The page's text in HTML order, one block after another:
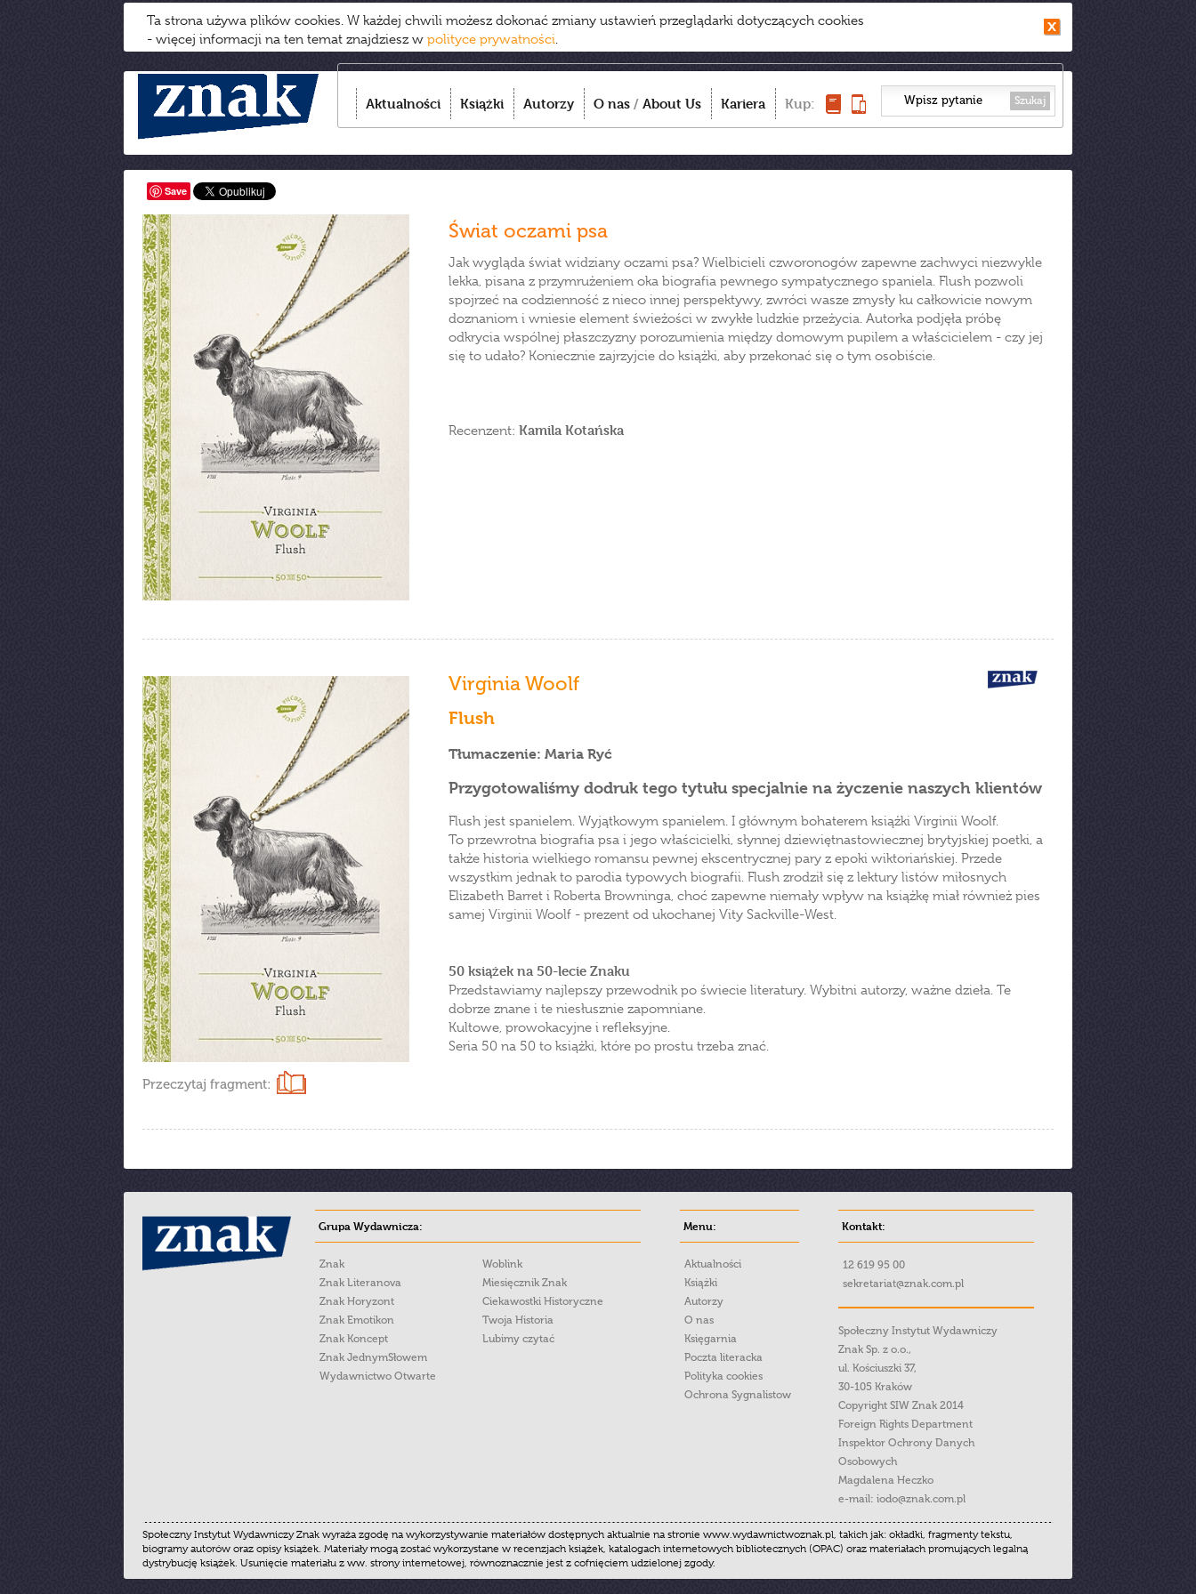
Ta strona używa plików cookies. W każdej chwili możesz dokonać zmiany ustawień przeglądarki dotyczących cookies
- więcej informacji na ten temat znajdziesz w polityce prywatności.
Aktualności Książki Autorzy O nas / About Us Kariera Kup: Szukaj
Save
Świat oczami psa
Jak wygląda świat widziany oczami psa? Wielbicieli czworonogów zapewne zachwyci niezwykle
lekka, pisana z przymrużeniem oka biografia pewnego sympatycznego spaniela. Flush pozwoli
spojrzeć na codzienność z nieco innej perspektywy, zwróci wasze zmysły ku całkowicie nowym
doznaniom i wniesie element świeżości w zwykłe ludzkie przeżycia. Autorka podjęła próbę
odkrycia wspólnej płaszczyzny porozumienia między domowym pupilem a właścicielem - czy jej
się to udało? Koniecznie zajrzyjcie do książki, aby przekonać się o tym osobiście.
Recenzent: Kamila Kotańska
Przeczytaj fragment:
Virginia Woolf
Flush
Tłumaczenie: Maria Ryć
Przygotowaliśmy dodruk tego tytułu specjalnie na życzenie naszych klientów
Flush jest spanielem. Wyjątkowym spanielem. I głównym bohaterem książki Virginii Woolf.
To przewrotna biografia psa i jego właścicielki, słynnej dziewiętnastowiecznej brytyjskiej poetki, a
także historia wielkiego romansu pewnej ekscentrycznej pary z epoki wiktoriańskiej. Przede
wszystkim jednak to parodia typowych biografii. Flush zrodził się z lektury listów miłosnych
Elizabeth Barret i Roberta Browninga, choć zapewne niemały wpływ na książkę miał również pies
samej Virginii Woolf - prezent od ukochanej Vity Sackville-West.
50 książek na 50-lecie Znaku
Przedstawiamy najlepszy przewodnik po świecie literatury. Wybitni autorzy, ważne dzieła. Te
dobrze znane i te niesłusznie zapomniane.
Kultowe, prowokacyjne i refleksyjne.
Seria 50 na 50 to książki, które po prostu trzeba znać.
Grupa Wydawnicza:
Znak
Znak Literanova
Znak Horyzont
Znak Emotikon
Znak Koncept
Znak JednymSłowem
Wydawnictwo Otwarte
Woblink
Miesięcznik Znak
Ciekawostki Historyczne
Twoja Historia
Lubimy czytać
Menu:
Aktualności
Książki
Autorzy
O nas
Księgarnia
Poczta literacka
Polityka cookies
Ochrona Sygnalistow
Kontakt:
12 619 95 00
sekretariat@znak.com.pl
Społeczny Instytut Wydawniczy
Znak Sp. z o.o.,
ul. Kościuszki 37,
30-105 Kraków
Copyright SIW Znak 2014
Foreign Rights Department
Inspektor Ochrony Danych
Osobowych
Magdalena Heczko
e-mail: iodo@znak.com.pl
Społeczny Instytut Wydawniczy Znak wyraża zgodę na wykorzystywanie materiałów dostępnych aktualnie na stronie www.wydawnictwoznak.pl, takich jak: okładki, fragmenty tekstu,
biogramy autorów oraz opisy książek. Materiały mogą zostać wykorzystane w recenzjach książek, katalogach internetowych bibliotecznych (OPAC) oraz materiałach promujących legalną
dystrybucję książek. Usunięcie materiału z ww. strony internetowej, równoznacznie jest z cofnięciem udzielonej zgody.